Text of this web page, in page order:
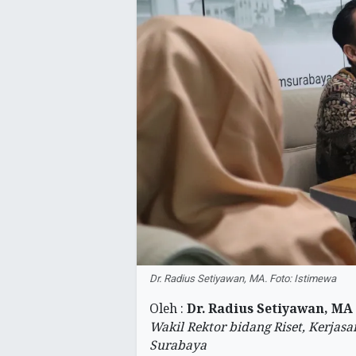
Dr. Radius Setiyawan, MA. Foto: Istimewa
Oleh : Dr. Radius Setiyawan, MA
Wakil Rektor bidang Riset,
Surabaya